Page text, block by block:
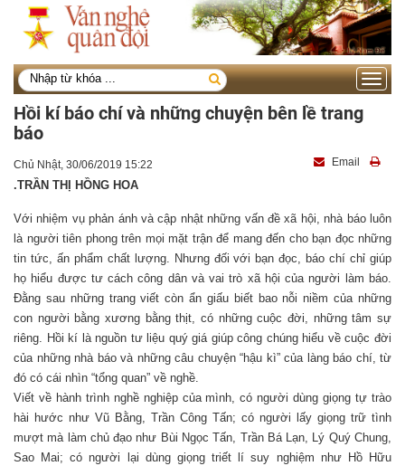
Toggle
Hồi kí báo chí và những chuyện bên lề trang
báo
Chủ Nhật, 30/06/2019 15:22 Email
.TRẦN THỊ HỒNG HOA
Với nhiệm vụ phản ánh và cập nhật những vấn đề xã hội, nhà báo luôn
là người tiên phong trên mọi mặt trận để mang đến cho bạn đọc những
tin tức, ấn phẩm chất lượng. Nhưng đối với bạn đọc, báo chí chỉ giúp
họ hiểu được tư cách công dân và vai trò xã hội của người làm báo.
Đằng sau những trang viết còn ẩn giấu biết bao nỗi niềm của những
con người bằng xương bằng thịt, có những cuộc đời, những tâm sự
riêng. Hồi kí là nguồn tư liệu quý giá giúp công chúng hiểu về cuộc đời
của những nhà báo và những câu chuyện “hậu kì” của làng báo chí, từ
đó có cái nhìn “tổng quan” về nghề.
Viết về hành trình nghề nghiệp của mình, có người dùng giọng tự trào
hài hước như Vũ Bằng, Trần Công Tấn; có người lấy giọng trữ tình
mượt mà làm chủ đạo như Bùi Ngọc Tấn, Trần Bá Lạn, Lý Quý Chung,
Sao Mai; có người lại dùng giọng triết lí suy nghiệm như Hồ Hữu